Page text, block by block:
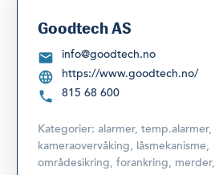
Goodtech AS
info@goodtech.no
https://www.goodtech.no/
815 68 600
Kategorier: alarmer, temp.alarmer,
kameraovervåking, låsmekanisme,
områdesikring, forankring, merder,